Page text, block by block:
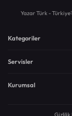
Yazar Türk -
Kategoriler
Servisler
Kurumsal
Gizlilik